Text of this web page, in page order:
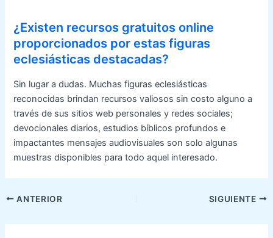
¿Existen recursos gratuitos online
proporcionados por estas figuras
eclesiásticas destacadas?
Sin lugar a dudas. Muchas figuras eclesiásticas
reconocidas brindan recursos valiosos sin costo alguno a
través de sus sitios web personales y redes sociales;
devocionales diarios, estudios bíblicos profundos e
impactantes mensajes audiovisuales son solo algunas
muestras disponibles para todo aquel interesado.
Navegación
entradas
ANTERIOR SIGUIENTE